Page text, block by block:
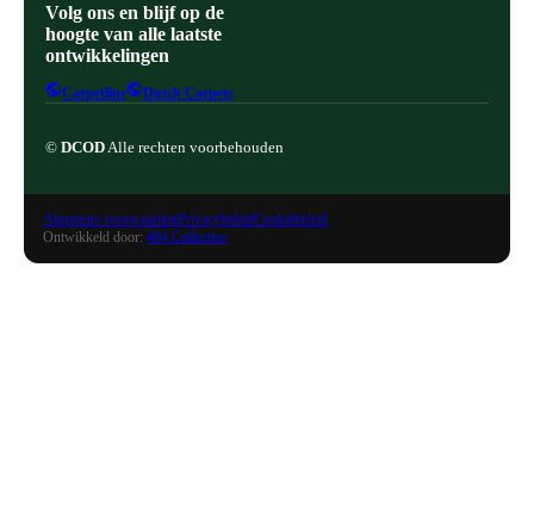
Volg ons en blijf op de
hoogte van alle laatste
ontwikkelingen
Carpetline Dutch Carpets
© DCOD Alle rechten voorbehouden
Algemene voorwaardenPrivacybeleidCookiebeleid
Ontwikkeld door: 404 Collective